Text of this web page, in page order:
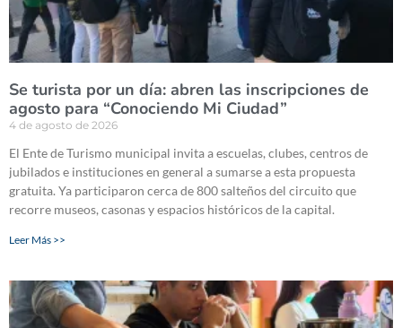
Se turista por un día: abren las inscripciones de
agosto para “Conociendo Mi Ciudad”
4 de agosto de 2026
El Ente de Turismo municipal invita a escuelas, clubes, centros de
jubilados e instituciones en general a sumarse a esta propuesta
gratuita. Ya participaron cerca de 800 salteños del circuito que
recorre museos, casonas y espacios históricos de la capital.
Leer Más >>